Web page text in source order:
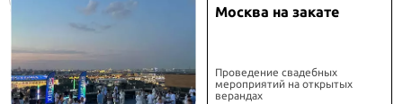
Москва на закате
Проведение свадебных
мероприятий на открытых
верандах